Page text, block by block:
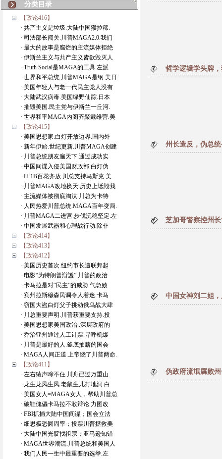
分类目录
【政论416】
· 共产主义是垃圾.大陆中国猴拉稀.
· 司法部长闯关.川普MAGA2.0.我们
· 最大的故事是腐烂的主流媒体拒绝
· 伊斯兰主义与共产主义皆欲毁灭人
· Truth Social是MAGA的工具.左派
· 世界和平总统.川普MAGA是纲.美日
· 美国年轻人与老一代民主党人没有
· 大陆武汉病毒.美国绿野仙踪.日本
· 摧毁美国.民主党与伊斯兰一丘河.
· 世界和平MAGA内阁齐聚戴维营.美
【政论415】
· 美国思想家.白灯开放边界.国内外
· 新年伊始.世纪更新.川普MAGA创建
· 川普总统朋友遍天下.通过成功实
· 中国间谍入侵美国财政部.白灯伪
· H-1B百花齐放.川总支持马斯克.美
· 川普MAGA改地换天.历史上诋毁我
· 主流媒体被彻底淘汰.川总为卡特
· 人民热爱川普总统.MAGA百年变局.
· 川普MAGA二进宫.步伐沉稳坚定.左
· 中国发展武器和心理战行动.除非
【政论414】
【政论413】
【政论412】
· 美国历史首次.纽约市长遭联邦起
· 电影“为特朗普辯護”.川普的政治
· 卡马拉是对“民主”的威胁.气急败
· 宾州拉斯穆森民调令人着迷.卡马
· 窃国大盗白灯父子挑动俄乌战大肆
· 川总重要声明.川普获重要支持.投
· 美国思想家美国政治..深层政府的
· 乔治亚州通过人工计票.寻呼机爆
· 川普是最好的人.釜底抽薪的国会
· MAGA人间正道.上帝绕了川普两命.
【政论411】
· 左右猿声啼不住.川舟已过万重山.
· 龙生龙凤生凤.老鼠生儿打地洞.白
· 美国女人=MAGA女人，帮助川普总
· 破鞋傀儡卡马拉不敢辩论.力图改
· FBI抓捕大陆中国间谍；国会立法
· 细思极恐圆周率；投票川普拯救美
· 大陆中国光腚找祖宗；亚马逊知错
· MAGA世界潮流.川普总统和美国人
· 我们人民一生中最重要的选举.左
哲学逻辑学头牌
州长造反，伪总
芝加哥警察控州
中国女神刘二姐
伪政府流氓腐败